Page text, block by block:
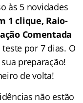
às 5 novidades
1 clique, Raio-
Comentada
teste por 7 dias. O
preparação!
de volta!
não estão